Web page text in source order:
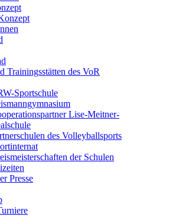
Trainingsstätten des VoR
Sportschule
Lise-Meitner-
des Volleyballsports
der Schulen
Presse